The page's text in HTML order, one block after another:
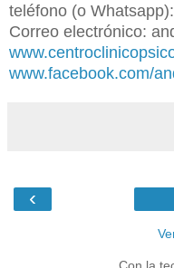
teléfono (o
Correo electrónico:
www.facebook.com/
‹